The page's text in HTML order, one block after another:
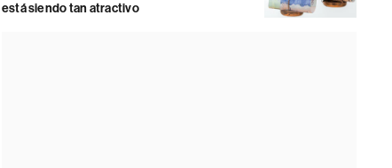
está siendo tan atractivo